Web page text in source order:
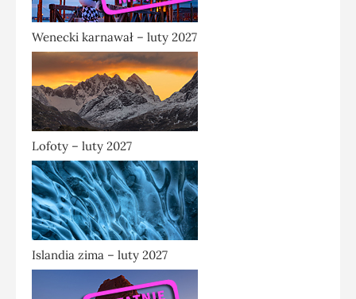
Wenecki karnawał – luty 2027
Lofoty – luty 2027
Islandia zima – luty 2027